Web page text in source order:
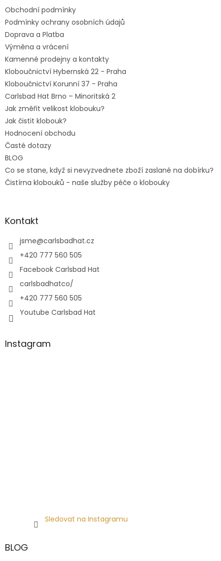
Obchodní podmínky
Podmínky ochrany osobních údajů
Doprava a Platba
Výměna a vrácení
Kamenné prodejny a kontakty
Kloboučnictví Hybernská 22 - Praha
Kloboučnictví Korunní 37 - Praha
Carlsbad Hat Brno – Minoritská 2
Jak změřit velikost klobouku?
Jak čistit klobouk?
Hodnocení obchodu
Časté dotazy
BLOG
Co se stane, když si nevyzvednete zboží zaslané na dobírku?
Čistírna klobouků - naše služby péče o klobouky
Kontakt
jsme@carlsbadhat.cz
+420 777 560 505
Facebook Carlsbad Hat
carlsbadhatco/
+420 777 560 505
Youtube Carlsbad Hat
Instagram
Sledovat na Instagramu
BLOG